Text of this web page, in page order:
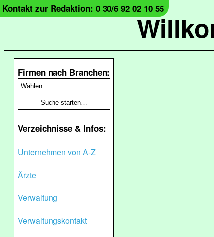
Kontakt zur Redaktion: 0 30/6 92 02 10 55
Firmen nach Branchen:
Verzeichnisse & Infos:
Unternehmen von A-Z
Ärzte
Verwaltung
Verwaltungskontakt